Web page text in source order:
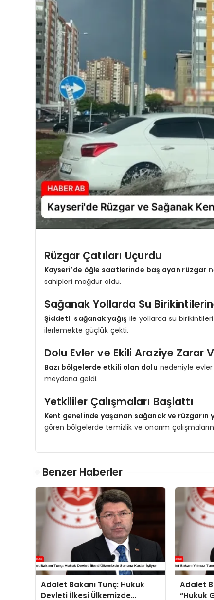
Rüzgar Çatıları Uçurdu
Kayseri’de öğle saatlerinde başlayan rüzgar
sahipleri mağdur oldu.
Sağanak Yollarda Su
Şiddetli sağanak yağış ile yollarda su
ilerlemekte güçlük çekti.
Dolu Evler ve Ekili Araziye Zarar
Bazı bölgelerde etkili olan dolu nedeniyle evler
meydana geldi.
Yetkililer Çalışmaları Başlattı
Kent genelinde yaşanan sağanak ve rüzgarın
gören bölgelerde temizlik ve onarım
Benzer Haberler
Adalet Bakanı Tunç: Hukuk
Devleti İlkesi Ülkemizde
Adalet
“Hukuk